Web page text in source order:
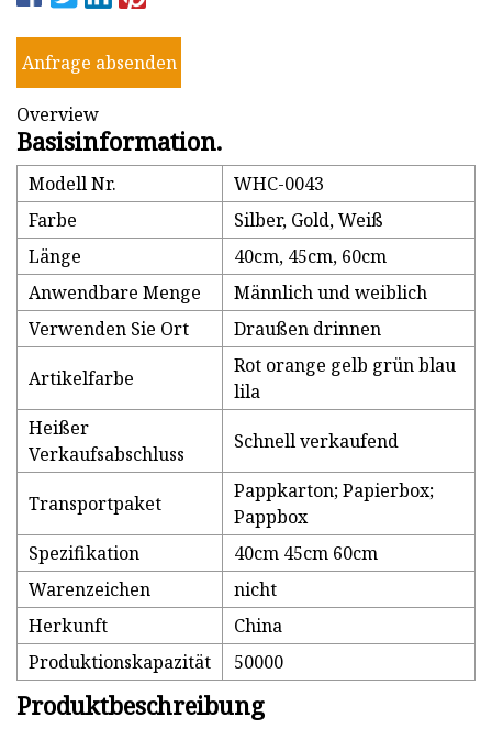
Anfrage absenden
Overview
Basisinformation.
Modell Nr.
WHC-0043
Farbe
Silber, Gold, Weiß
Länge
40cm, 45cm, 60cm
Anwendbare Menge
Männlich und weiblich
Verwenden Sie Ort
Draußen drinnen
Artikelfarbe
Rot orange gelb grün blau
lila
Heißer
Verkaufsabschluss
Schnell verkaufend
Transportpaket
Pappkarton; Papierbox;
Pappbox
Spezifikation
40cm 45cm 60cm
Warenzeichen
nicht
Herkunft
China
Produktionskapazität
50000
Produktbeschreibung